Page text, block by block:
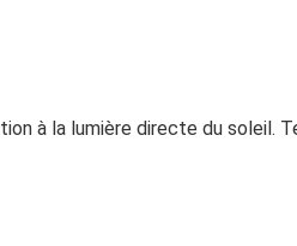
à la lumière directe du soleil.